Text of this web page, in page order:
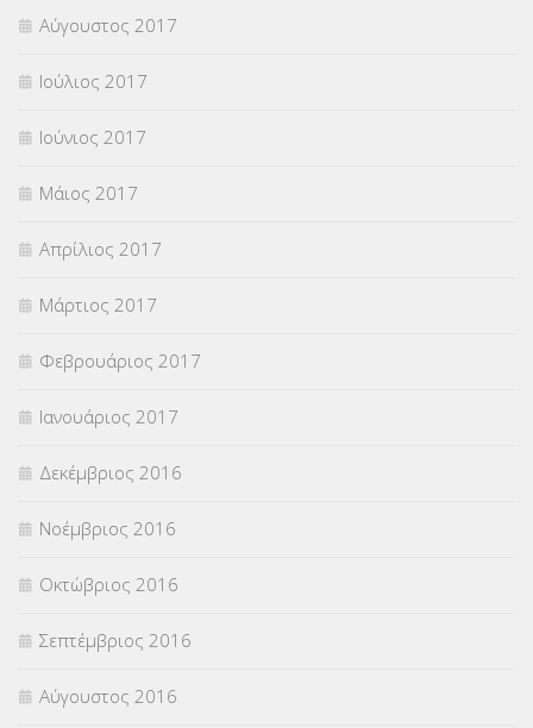
Αύγουστος 2017
Ιούλιος 2017
Ιούνιος 2017
Μάιος 2017
Απρίλιος 2017
Μάρτιος 2017
Φεβρουάριος 2017
Ιανουάριος 2017
Δεκέμβριος 2016
Νοέμβριος 2016
Οκτώβριος 2016
Σεπτέμβριος 2016
Αύγουστος 2016